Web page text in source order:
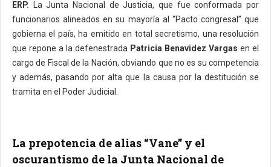
ERP. La Junta Nacional de Justicia, que fue conformada por
funcionarios alineados en su mayoría al “Pacto congresal” que
gobierna el país, ha emitido en total secretismo, una resolución
que repone a la defenestrada Patricia Benavidez Vargas en el
cargo de Fiscal de la Nación, obviando que no es su competencia
y además, pasando por alta que la causa por la destitución se
tramita en el Poder Judicial.
La prepotencia de alias “Vane” y el
oscurantismo de la Junta Nacional de